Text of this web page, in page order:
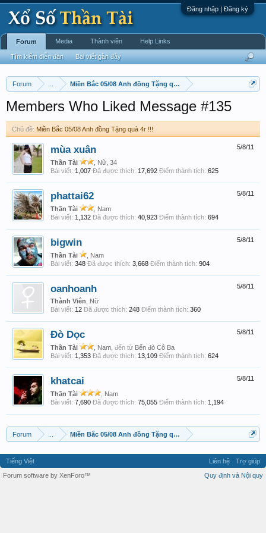
Đăng nhập | Đăng ký
Forum Miền Bắc 05/08 Anh đồng Tặng quà 4r !!!
Members Who Liked Message #135
Chủ đề: Miền Bắc 05/08 Anh đồng Tặng quà 4r !!!
5/8/11
mùa xuân
Thần Tài
, Nữ, 34
Bài viết: 1,007 Đã được thích: 17,692 Điểm thành tích: 625
5/8/11
phattai62
Thần Tài
, Nam
Bài viết: 1,132 Đã được thích: 40,923 Điểm thành tích: 694
5/8/11
bigwin
Thần Tài
, Nam
Bài viết: 348 Đã được thích: 3,668 Điểm thành tích: 904
5/8/11
oanhoanh
Thành Viên , Nữ
Bài viết: 12 Đã được thích: 248 Điểm thành tích: 360
5/8/11
Đò Dọc
Thần Tài , Nam, đến từ Bến đò Cô Ba
Bài viết: 1,353 Đã được thích: 13,109 Điểm thành tích: 624
5/8/11
khatcai
Thần Tài
, Nam
Bài viết: 7,690 Đã được thích: 75,055 Điểm thành tích: 1,194
Forum Miền Bắc 05/08 Anh đồng Tặng quà 4r !!!
Forum
Tìm kiếm diễn đàn Bài viết gần đây
Media Thành viên Help Links
Tiếng Việt Liên hệ
Trợ giúp
Quy định và Nội quy
Forum software by XenForo™